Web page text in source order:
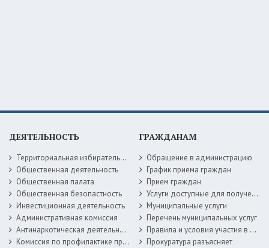
ДЕЯТЕЛЬНОСТЬ
Территориальная избирательная комиссия
Общественная деятельность
Общественная палата
Общественная безопастность
Инвестиционная деятельность
Административная комиссия
Антинаркотическая деятельность
Комиссия по профилактике правонарушений
ГРАЖДАНАМ
Обращение в администрацию
График приема граждан
Прием граждан
Услуги доступные для получения в электронной форме
Муниципальные услуги
Перечень муниципальных услуг
Правила и условия участия в жилищных программах
Прокуратура разъясняет